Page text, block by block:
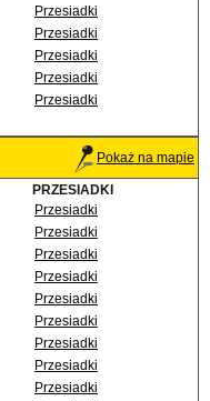
Przesiadki
Przesiadki
Przesiadki
Przesiadki
Przesiadki
Pokaż na mapie
PRZESIADKI
Przesiadki
Przesiadki
Przesiadki
Przesiadki
Przesiadki
Przesiadki
Przesiadki
Przesiadki
Przesiadki